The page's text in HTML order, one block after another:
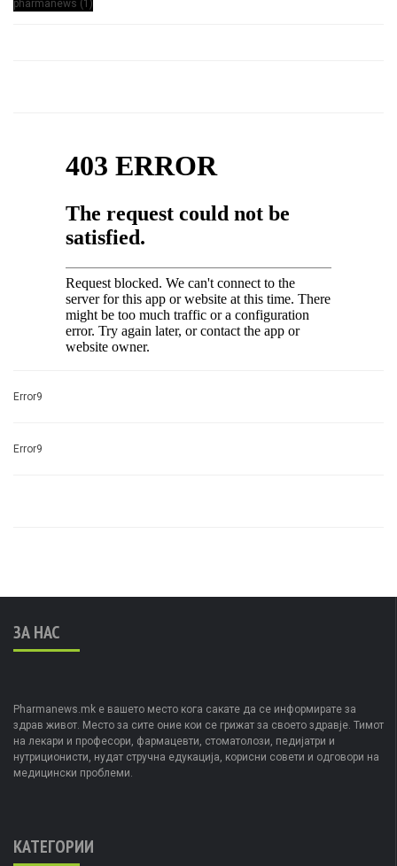
Error9
Error9
ЗА НАС
Pharmanews.mk е вашето место кога сакате да се информирате за
здрав живот. Место за сите оние кои се грижат за своето здравје. Тимот
на лекари и професори, фармацевти, стоматолози, педијатри и
нутриционисти, нудат стручна едукација, корисни совети и одговори на
медицински проблеми.
КАТЕГОРИИ